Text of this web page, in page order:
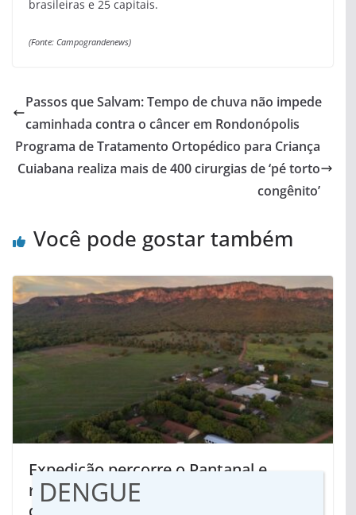
brasileiras e 25 capitais.
(Fonte: Campograndenews)
Passos que Salvam: Tempo de chuva não impede
caminhada contra o câncer em Rondonópolis
Programa de Tratamento Ortopédico para Criança
Cuiabana realiza mais de 400 cirurgias de ‘pé torto
congênito’
Você pode gostar também
Expedição percorre o Pantanal e
reforça ações sustentáveis e
DENGUE